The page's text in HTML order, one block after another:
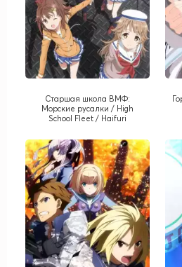
Старшая школа ВМФ:
Морские русалки / High
School Fleet / Haifuri